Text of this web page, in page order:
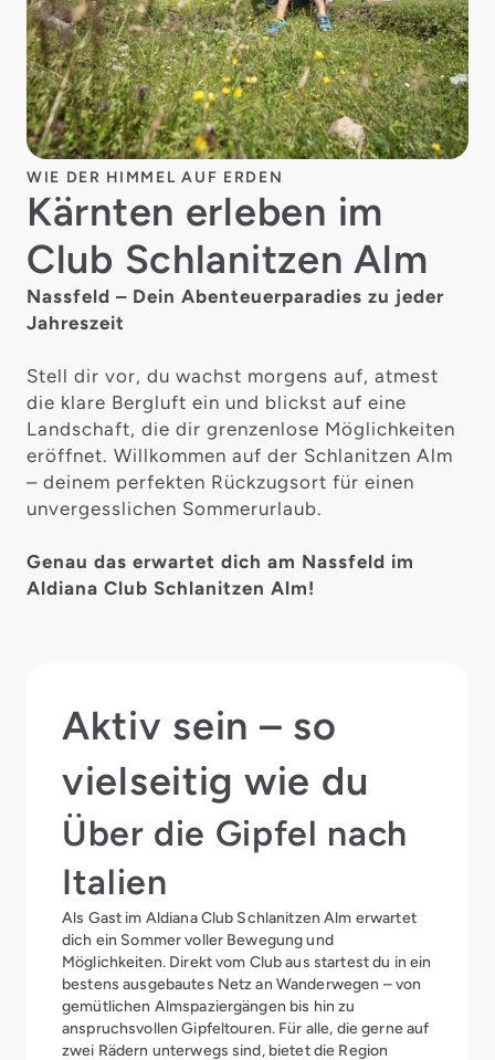
WIE DER HIMMEL AUF ERDEN
Kärnten erleben im
Club Schlanitzen Alm
Nassfeld – Dein Abenteuerparadies zu jeder
Jahreszeit
Stell dir vor, du wachst morgens auf, atmest
die klare Bergluft ein und blickst auf eine
Landschaft, die dir grenzenlose Möglichkeiten
eröffnet. Willkommen auf der Schlanitzen Alm
– deinem perfekten Rückzugsort für einen
unvergesslichen Sommerurlaub.
Genau das erwartet dich am Nassfeld im
Aldiana Club Schlanitzen Alm!
Aktiv sein – so
vielseitig wie du
Über die Gipfel nach
Italien
Als Gast im Aldiana Club Schlanitzen Alm erwartet
dich ein Sommer voller Bewegung und
Möglichkeiten. Direkt vom Club aus startest du in ein
bestens ausgebautes Netz an Wanderwegen – von
gemütlichen Almspaziergängen bis hin zu
anspruchsvollen Gipfeltouren. Für alle, die gerne auf
zwei Rädern unterwegs sind, bietet die Region